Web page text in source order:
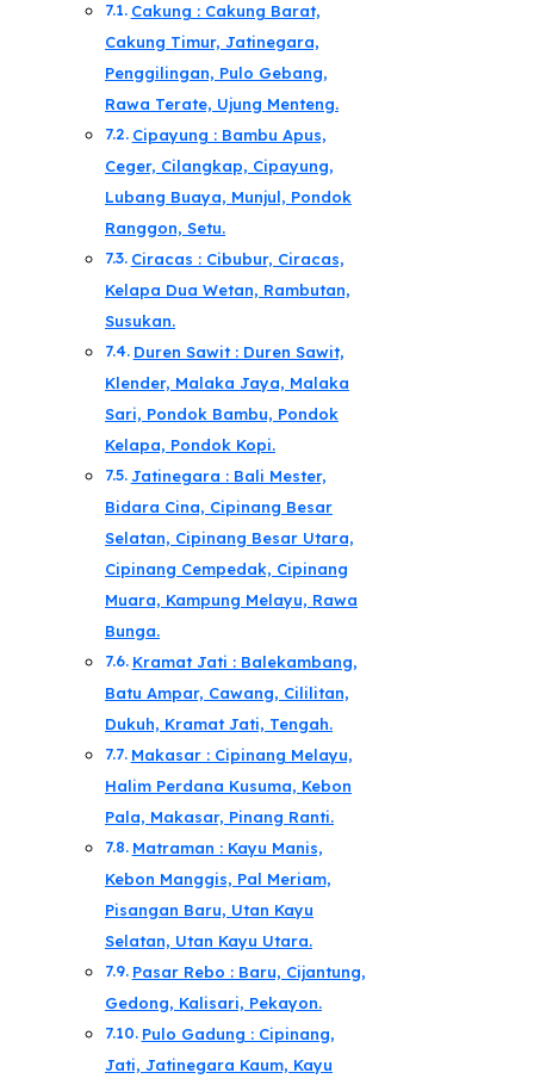
Cakung : Cakung Barat,
Cakung Timur, Jatinegara,
Penggilingan, Pulo Gebang,
Rawa Terate, Ujung Menteng.
Cipayung : Bambu Apus,
Ceger, Cilangkap, Cipayung,
Lubang Buaya, Munjul, Pondok
Ranggon, Setu.
Ciracas : Cibubur, Ciracas,
Kelapa Dua Wetan, Rambutan,
Susukan.
Duren Sawit : Duren Sawit,
Klender, Malaka Jaya, Malaka
Sari, Pondok Bambu, Pondok
Kelapa, Pondok Kopi.
Jatinegara : Bali Mester,
Bidara Cina, Cipinang Besar
Selatan, Cipinang Besar Utara,
Cipinang Cempedak, Cipinang
Muara, Kampung Melayu, Rawa
Bunga.
Kramat Jati : Balekambang,
Batu Ampar, Cawang, Cililitan,
Dukuh, Kramat Jati, Tengah.
Makasar : Cipinang Melayu,
Halim Perdana Kusuma, Kebon
Pala, Makasar, Pinang Ranti.
Matraman : Kayu Manis,
Kebon Manggis, Pal Meriam,
Pisangan Baru, Utan Kayu
Selatan, Utan Kayu Utara.
Pasar Rebo : Baru, Cijantung,
Gedong, Kalisari, Pekayon.
Pulo Gadung : Cipinang,
Jati, Jatinegara Kaum, Kayu